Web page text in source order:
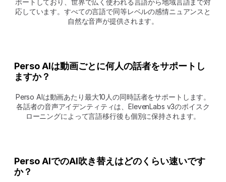
ポートしており、世界で広く使われる言語から地域言語まで対
応しています。すべての言語で同等レベルの感情ニュアンスと
自然な音声が提供されます。
Perso AIは動画ごとに何人の話者をサポートし
ますか？
Perso AIは動画あたり最大10人の同時話者をサポートします。
各話者の音声アイデンティティは、ElevenLabs v3のボイスク
ローニングによって言語移行後も個別に保持されます。
Perso AIでのAI吹き替えはどのくらい速いです
か？